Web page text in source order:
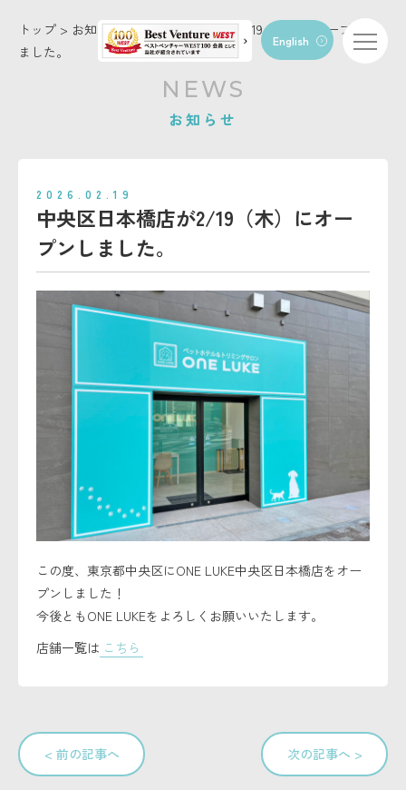
English
ペットホテル
FC/トリマー募集
お問い合わせ
会社概要
利用規約
セキュリティーポリシー
トップ > お知らせ>中央区日本橋店が2/19（木）にオープンし
ました。
NEWS
お知らせ
2026.02.19
中央区日本橋店が2/19（木）にオー
プンしました。
この度、東京都中央区にONE LUKE中央区日本橋店をオー
プンしました！
今後ともONE LUKEをよろしくお願いいたします。
店舗一覧は こちら
< 前の記事へ 次の記事へ >